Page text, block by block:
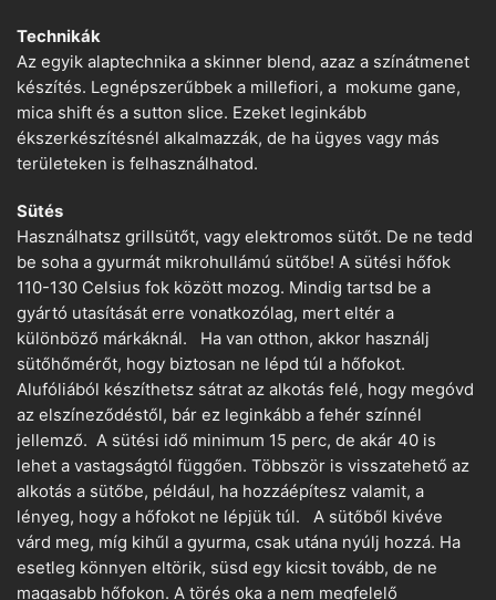
Technikák
Az egyik alaptechnika a skinner blend, azaz a színátmenet
készítés. Legnépszerűbbek a millefiori, a mokume gane,
mica shift és a sutton slice. Ezeket leginkább
ékszerkészítésnél alkalmazzák, de ha ügyes vagy más
területeken is felhasználhatod.
Sütés
Használhatsz grillsütőt, vagy elektromos sütőt. De ne tedd
be soha a gyurmát mikrohullámú sütőbe! A sütési hőfok
110-130 Celsius fok között mozog. Mindig tartsd be a
gyártó utasítását erre vonatkozólag, mert eltér a
különböző márkáknál. Ha van otthon, akkor használj
sütőhőmérőt, hogy biztosan ne lépd túl a hőfokot.
Alufóliából készíthetsz sátrat az alkotás felé, hogy megóvd
az elszíneződéstől, bár ez leginkább a fehér színnél
jellemző. A sütési idő minimum 15 perc, de akár 40 is
lehet a vastagságtól függően. Többször is visszatehető az
alkotás a sütőbe, például, ha hozzáépítesz valamit, a
lényeg, hogy a hőfokot ne lépjük túl. A sütőből kivéve
várd meg, míg kihűl a gyurma, csak utána nyúlj hozzá. Ha
esetleg könnyen eltörik, süsd egy kicsit tovább, de ne
magasabb hőfokon. A törés oka a nem megfelelő